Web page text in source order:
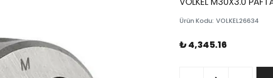
Ürün Kodu: VOLKEL26634
₺ 4,345.16